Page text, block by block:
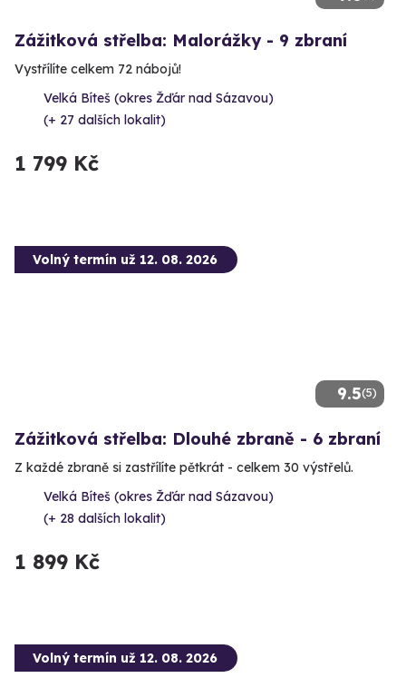
Zážitková střelba: Malorážky - 9 zbraní
Vystřílíte celkem 72 nábojů!
Velká Bíteš (okres Žďár nad Sázavou)
(+ 27 dalších lokalit)
1 799 Kč
9.5(5)
Volný termín už 12. 08. 2026
Zážitková střelba: Dlouhé zbraně - 6 zbraní
Z každé zbraně si zastřílíte pětkrát - celkem 30 výstřelů.
Velká Bíteš (okres Žďár nad Sázavou)
(+ 28 dalších lokalit)
1 899 Kč
Volný termín už 12. 08. 2026